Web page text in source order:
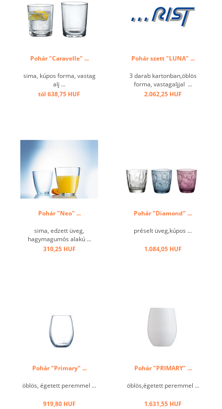
Pohár "Caravelle" ...
sima, kúpos forma, vastag
alj ...
tól 638,75 HUF
Pohár szett "LUNA" ...
3 darab kartonban,öblös
forma, vastagaljjal ...
2.062,25 HUF
Pohár "Neo" ...
sima, edzett üveg,
hagymagumós alakú ...
310,25 HUF
Pohár "Diamond" ...
préselt üveg,kúpos ...
1.084,05 HUF
Pohár "Primary" ...
öblös, égetett peremmel ...
919,80 HUF
Pohár "PRIMARY" ...
öblös,égetett peremmel ...
1.631,55 HUF